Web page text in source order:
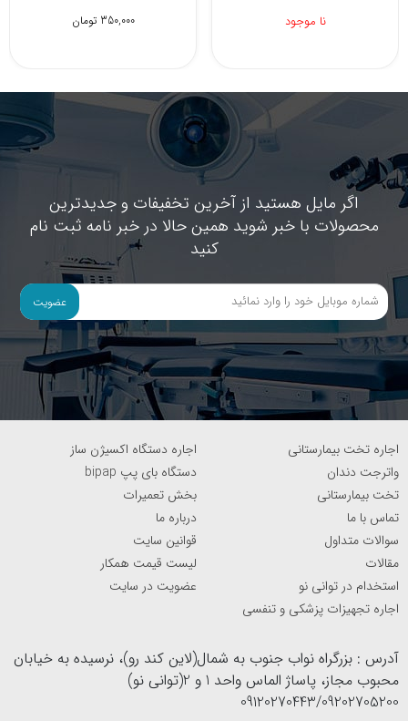
نا موجود نا موجود
اگر مایل هستید از آخرین تخفیفات و جدیدترین
محصولات با خبر شوید همین حالا در خبر نامه ثبت نام
کنید
عضویت
اجاره تخت بیمارستانی
اجاره دستگاه اکسیژن ساز
واترجت دندان
دستگاه بای پپ bipap
تخت بیمارستانی
بخش تعمیرات
تماس با ما
درباره ما
سوالات متداول
قوانین سایت
مقالات
لیست قیمت همکار
استخدام در توانی نو
عضویت در سایت
اجاره تجهیزات پزشکی و تنفسی
آدرس : بزرگراه نواب جنوب به شمال(لاین کند رو)، نرسیده به خیابان
محبوب مجاز، پاساژ الماس واحد 1 و 2(توانی نو)
09120270443/09202705200